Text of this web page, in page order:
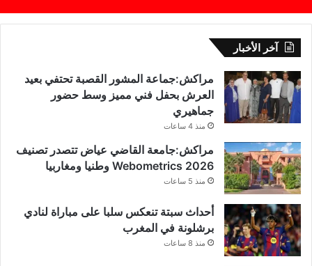
آخر الأخبار
مراكش:جماعة المشور القصبة تحتفي بعيد
العرش بحفل فني مميز وسط حضور
جماهيري
منذ 4 ساعات
مراكش:جامعة القاضي عياض تتصدر تصنيف
Webometrics 2026 وطنيا ومغاربيا
منذ 5 ساعات
أحداث سبتة تنعكس سلبا على مباراة لنادي
برشلونة في المغرب
منذ 8 ساعات